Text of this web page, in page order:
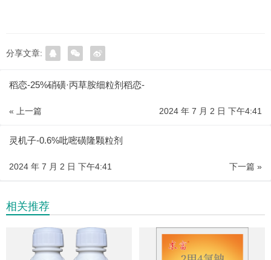
分享文章:
稻恋-25%硝磺·丙草胺细粒剂稻恋-
« 上一篇 2024 年 7 月 2 日 下午4:41
灵机子-0.6%吡嘧磺隆颗粒剂
下一篇 »
2024 年 7 月 2 日 下午4:41
相关推荐